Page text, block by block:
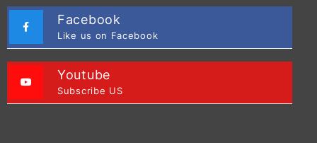
Facebook
Like us on Facebook
Youtube
Subscribe US